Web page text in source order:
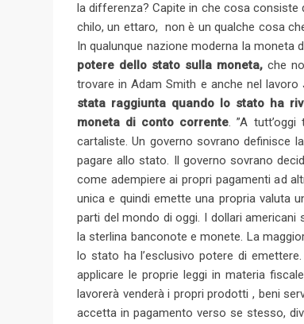
la differenza? Capite in che cosa
chilo, un ettaro, non è un qualche cosa
In qualunque nazione moderna la moneta
potere dello stato sulla moneta, che
trovare in Adam Smith e anche nel lavoro
stata raggiunta quando lo stato ha
moneta di conto corrente. ”A
cartaliste. Un governo sovrano definisce
pagare allo stato. Il governo sovrano
come adempiere ai propri pagamenti ad
unica e quindi emette una propria valuta
parti del mondo di oggi. I dollari
la sterlina banconote e monete. La
lo stato ha l’esclusivo potere di
applicare le proprie leggi in materia
lavorerà venderà i propri prodotti , beni
accetta in pagamento verso se stesso,